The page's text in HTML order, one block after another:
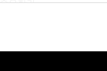
요한가